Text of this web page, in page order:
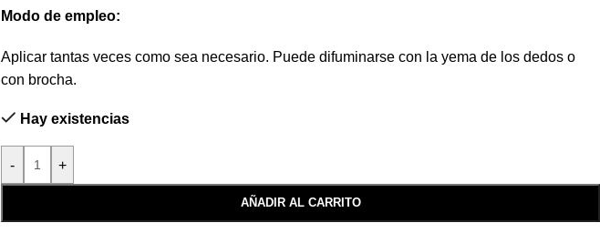
Modo de empleo:
Aplicar tantas veces como sea necesario. Puede difuminarse con la yema de los dedos o
con brocha.
Hay existencias
- +
AÑADIR AL CARRITO